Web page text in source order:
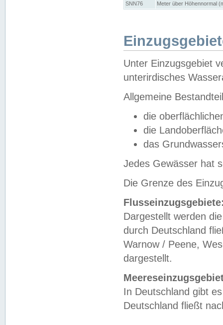
SNN76
Meter über Höhennormal
Unter Einzugsgebiet
unterirdisches
Allgemeine
die
die
das
Jedes Gewässer hat
Die Grenze des
Dargestellt werden
durch Deutschland
Warnow / Peene,
dargestellt.
In Deutschland gibt
Deutschland fließt